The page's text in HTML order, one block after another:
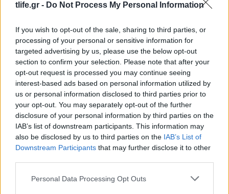
tlife.gr - Do Not Process My Personal Information
If you wish to opt-out of the sale, sharing to third parties, or
processing of your personal or sensitive information for
targeted advertising by us, please use the below opt-out
section to confirm your selection. Please note that after your
opt-out request is processed you may continue seeing
interest-based ads based on personal information utilized by
us or personal information disclosed to third parties prior to
your opt-out. You may separately opt-out of the further
disclosure of your personal information by third parties on the
IAB’s list of downstream participants. This information may
also be disclosed by us to third parties on the IAB’s List of
Downstream Participants that may further disclose it to other
Please note that this website/app uses one or more Google
Personal Data Processing Opt Outs
Zendaya – Tom Holland: Το μυστικό wedding
party στην αγγλική εξοχή μετά τον γάμο τους –
Όλες οι λεπτομέρειες
08.08.2026